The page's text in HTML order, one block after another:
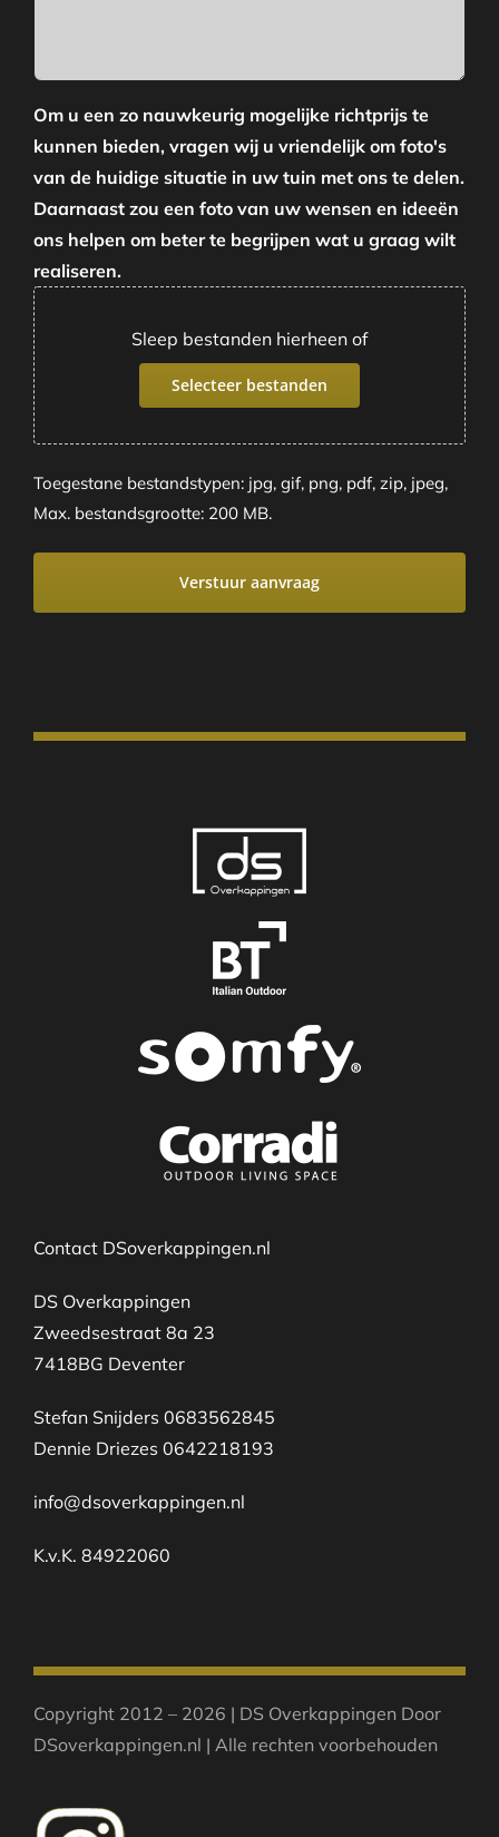
Om u een zo nauwkeurig mogelijke richtprijs te
kunnen bieden, vragen wij u vriendelijk om foto's
van de huidige situatie in uw tuin met ons te delen.
Daarnaast zou een foto van uw wensen en ideeën
ons helpen om beter te begrijpen wat u graag wilt
realiseren.
Sleep bestanden hierheen of
Selecteer bestanden
Toegestane bestandstypen: jpg, gif, png, pdf, zip, jpeg,
Max. bestandsgrootte: 200 MB.
Contact DSoverkappingen.nl
DS Overkappingen
Zweedsestraat 8a 23
7418BG Deventer
Stefan Snijders 0683562845
Dennie Driezes 0642218193
info@dsoverkappingen.nl
K.v.K. 84922060
Copyright 2012 – 2026 | DS Overkappingen Door
DSoverkappingen.nl | Alle rechten voorbehouden